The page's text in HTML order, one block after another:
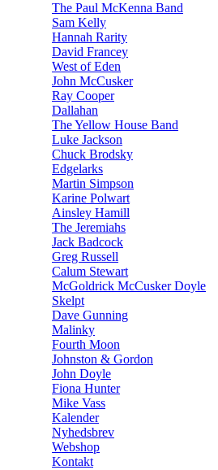
The Paul McKenna Band
Sam Kelly
Hannah Rarity
David Francey
West of Eden
John McCusker
Ray Cooper
Dallahan
The Yellow House Band
Luke Jackson
Chuck Brodsky
Edgelarks
Martin Simpson
Karine Polwart
Ainsley Hamill
The Jeremiahs
Jack Badcock
Greg Russell
Calum Stewart
McGoldrick McCusker Doyle
Skelpt
Dave Gunning
Malinky
Fourth Moon
Johnston & Gordon
John Doyle
Fiona Hunter
Mike Vass
Kalender
Nyhedsbrev
Webshop
Kontakt